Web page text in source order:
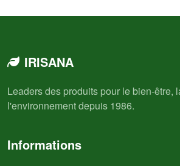
IRISANA
Leaders des produits pour le bien-être,
l'environnement depuis 1986.
Informations